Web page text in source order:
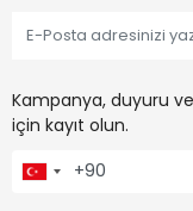
Kampanya, duyuru
için kayıt olun.